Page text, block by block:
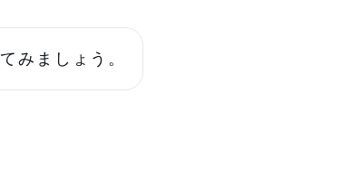
みましょう。